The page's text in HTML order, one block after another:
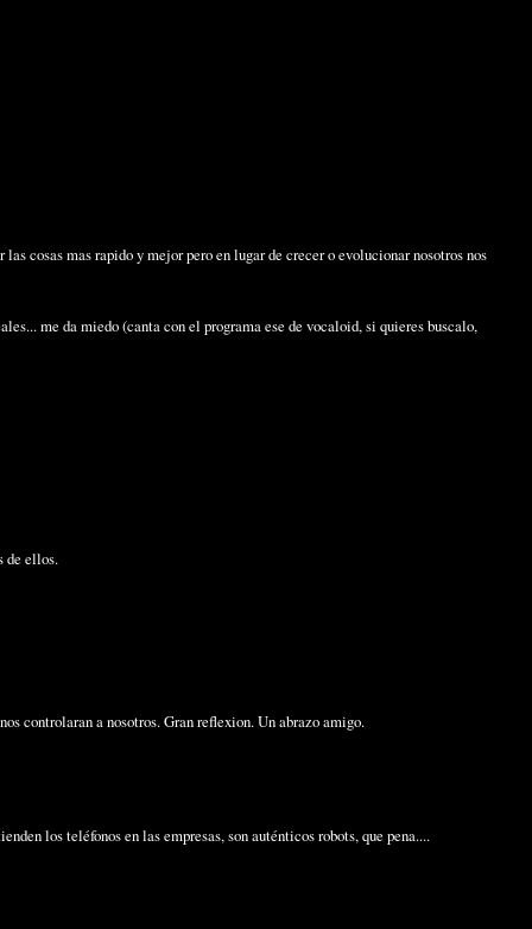
cosas mas rapido y mejor pero en lugar de crecer o evolucionar nosotros nos
me da miedo (canta con el programa ese de vocaloid, si quieres buscalo,
de ellos.
controlaran a nosotros. Gran reflexion. Un abrazo amigo.
los teléfonos en las empresas, son auténticos robots, que pena....